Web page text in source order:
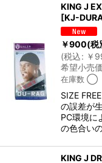
KING J
[KJ-
￥900(税
(税込: ￥
希望小売
在庫数 ◯
SIZE
の誤差が
PC環境に
の色合い
KING J